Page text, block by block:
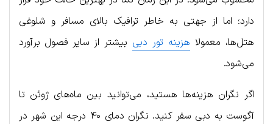
دارد؛ اما از جهتی به خاطر ترافیک بالای مسافر و شلوغی‌
هتل‌ها، معمولا هزینه تور دبی بیشتر از سایر فصول برآورد
می‌شود.
اگر نگران هزینه‌ها هستید، می‌توانید بین ماه‌های ژوئن تا
آگوست به دبی سفر کنید. نگران دمای ۴۰ درجه این شهر در